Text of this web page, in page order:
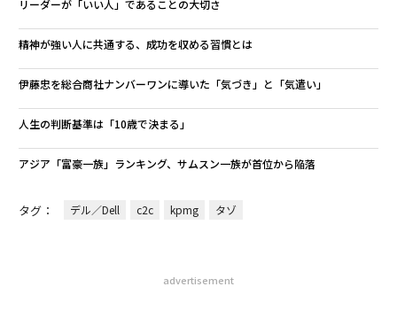
リーダーが「いい人」であることの大切さ
精神が強い人に共通する、成功を収める習慣とは
伊藤忠を総合商社ナンバーワンに導いた「気づき」と「気遣い」
人生の判断基準は「10歳で決まる」
アジア「富豪一族」ランキング、サムスン一族が首位から陥落
タグ： デル／Dell c2c kpmg タゾ
advertisement